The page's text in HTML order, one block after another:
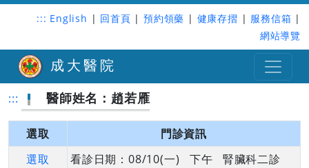
::: English | 回首頁 | 預約領藥 | 健康存摺 | 服務信箱 |
網站導覽
成大醫院
::: 醫師姓名：趙若雁
選取
門診資訊
選取
看診日期：08/10(一) 下午 腎臟科二診